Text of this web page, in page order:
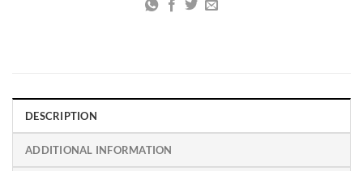
DESCRIPTION
ADDITIONAL INFORMATION